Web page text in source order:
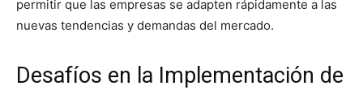
permitir que las empresas se adapten rápidamente a las
nuevas tendencias y demandas del mercado.
Desafíos en la Implementación de